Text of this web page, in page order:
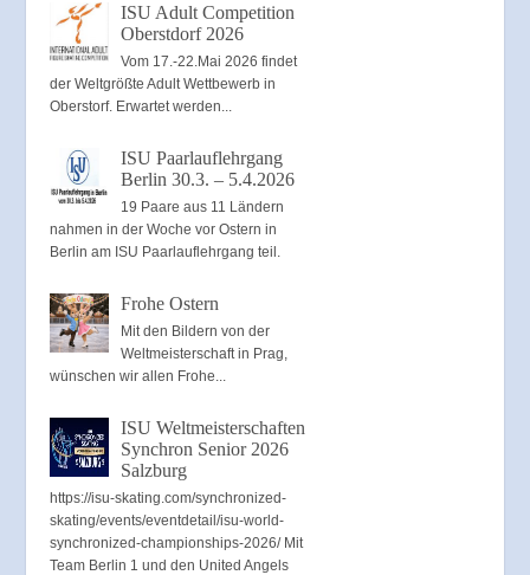
ISU Adult Competition
Oberstdorf 2026
Vom 17.-22.Mai 2026 findet
der Weltgrößte Adult Wettbewerb in
Oberstorf. Erwartet werden...
ISU Paarlauflehrgang
Berlin 30.3. – 5.4.2026
19 Paare aus 11 Ländern
nahmen in der Woche vor Ostern in
Berlin am ISU Paarlauflehrgang teil.
Frohe Ostern
Mit den Bildern von der
Weltmeisterschaft in Prag,
wünschen wir allen Frohe...
ISU Weltmeisterschaften
Synchron Senior 2026
Salzburg
https://isu-skating.com/synchronized-
skating/events/eventdetail/isu-world-
synchronized-championships-2026/ Mit
Team Berlin 1 und den United Angels